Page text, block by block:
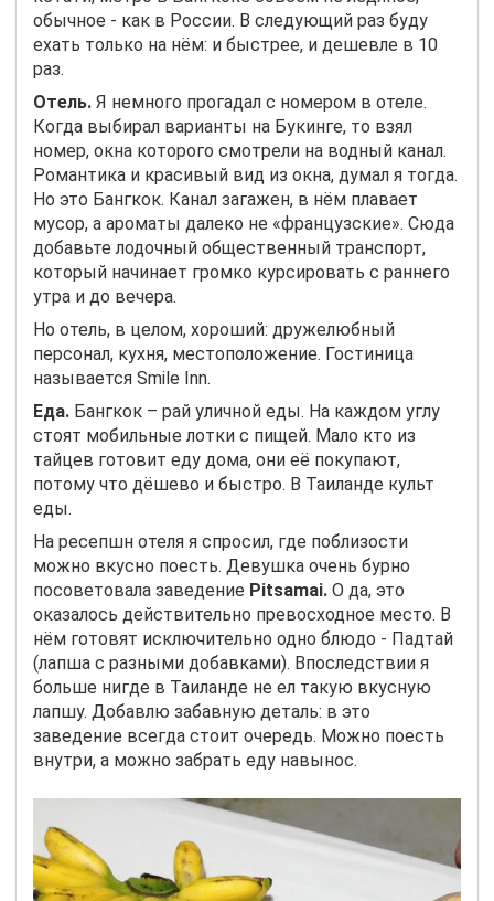
обычное - как в России. В следующий раз буду
ехать только на нём: и быстрее, и дешевле в 10
раз.
Отель. Я немного прогадал с номером в отеле.
Когда выбирал варианты на Букинге, то взял
номер, окна которого смотрели на водный канал.
Романтика и красивый вид из окна, думал я тогда.
Но это Бангкок. Канал загажен, в нём плавает
мусор, а ароматы далеко не «французские». Сюда
добавьте лодочный общественный транспорт,
который начинает громко курсировать с раннего
утра и до вечера.
Но отель, в целом, хороший: дружелюбный
персонал, кухня, местоположение. Гостиница
называется Smile Inn.
Еда. Бангкок – рай уличной еды. На каждом углу
стоят мобильные лотки с пищей. Мало кто из
тайцев готовит еду дома, они её покупают,
потому что дёшево и быстро. В Таиланде культ
еды.
На ресепшн отеля я спросил, где поблизости
можно вкусно поесть. Девушка очень бурно
посоветовала заведение Pitsamai. О да, это
оказалось действительно превосходное место. В
нём готовят исключительно одно блюдо - Падтай
(лапша с разными добавками). Впоследствии я
больше нигде в Таиланде не ел такую вкусную
лапшу. Добавлю забавную деталь: в это
заведение всегда стоит очередь. Можно поесть
внутри, а можно забрать еду навынос.